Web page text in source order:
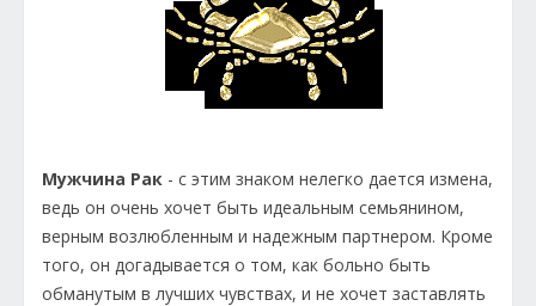
Мужчина Рак - с этим знаком нелегко дается измена,
ведь он очень хочет быть идеальным семьянином,
верным возлюбленным и надежным партнером. Кроме
того, он догадывается о том, как больно быть
обманутым в лучших чувствах, и не хочет заставлять